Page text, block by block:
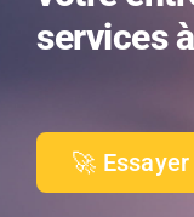
services
🚀